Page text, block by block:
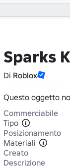
Sparks
Di Roblox
Questo oggetto
Commerciabile
Tipo
Posizionamento
Materiali
Creato
Descrizione